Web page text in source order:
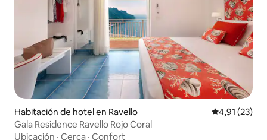
Habitación de hotel en Ravello Calificación
4,91 (23)
Gala Residence Ravello Rojo Coral
Ubicación · Cerca · Confort